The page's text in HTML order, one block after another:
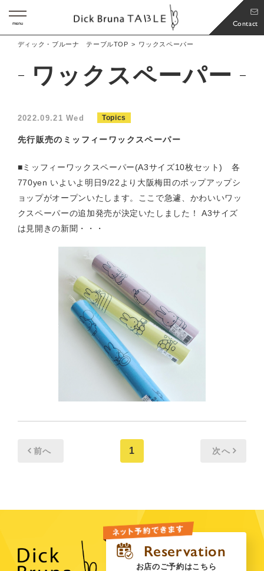
Contact
menu
ディック・ブルーナ テーブルTOP ワックスペーパー
ワックスペーパー
2022.09.21 Wed Topics
先行販売のミッフィーワックスペーパー
■ミッフィーワックスペーパー(A3サイズ10枚セット) 各
770yen いよいよ明日9/22より大阪梅田のポップアップシ
ョップがオープンいたします。ここで急遽、かわいいワッ
クスペーパーの追加発売が決定いたしました！ A3サイズ
は見開きの新聞・・・
前へ 1 次へ
お店のご予約はこちら